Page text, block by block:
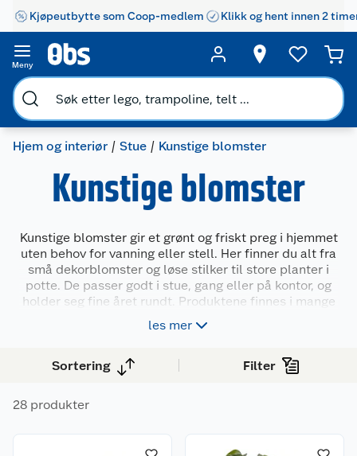
Kjøpeutbytte som Coop-medlem Klikk og hent innen 2
Meny
Hjem og interiør Stue Kunstige blomster
Kunstige blomster
Kunstige blomster gir et grønt og friskt preg i hjemmet
uten behov for vanning eller stell. Her finner du alt fra
små dekorblomster og løse stilker til store planter i
potte. De passer godt i stue, gang eller på kontor, og
holder seg fine året rundt. Produktene finnes i mange
varianter og størrelser, slik at du enkelt kan skape et
uttrykk som passer din stil og ditt rom.
les mer
Sortering Filter
28 produkter